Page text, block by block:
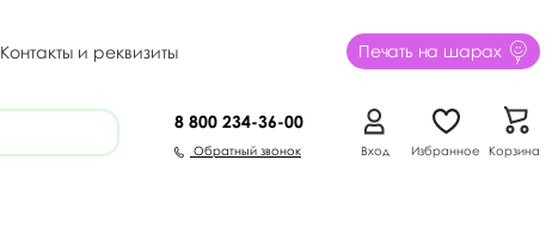
Контакты и реквизиты Печать на шарах
8 800 234-36-00
Обратный звонок Вход Избранное Корзина